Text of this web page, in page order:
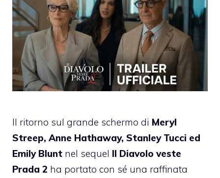
Il ritorno sul grande schermo di Meryl
Streep, Anne Hathaway, Stanley Tucci ed
Emily Blunt nel sequel Il Diavolo veste
Prada 2 ha portato con sé una raffinata